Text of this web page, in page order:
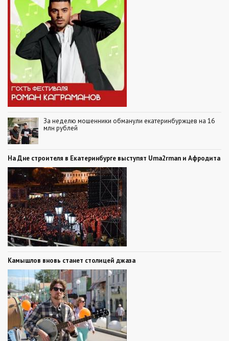
За неделю мошенники обманули екатеринбуржцев на 16
млн рублей
На Дне строителя в Екатеринбурге выступят Uma2rman и Афродита
Камышлов вновь станет столицей джаза